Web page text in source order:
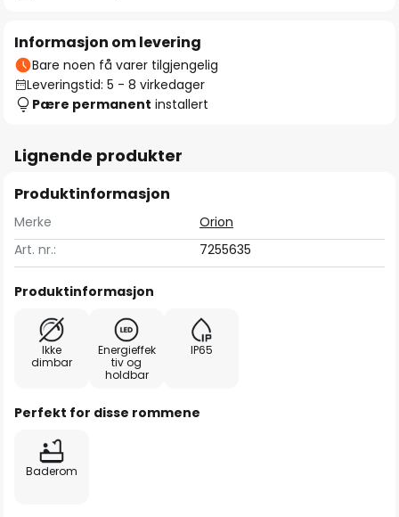
Informasjon om levering
Bare noen få varer tilgjengelig
Leveringstid: 5 - 8 virkedager
Pære permanent installert
Lignende produkter
Produktinformasjon
Merke
Orion
Art. nr.:
7255635
Produktinformasjon
Ikke
dimbar
Energieffek
tiv og
holdbar
IP65
Perfekt for disse rommene
Baderom